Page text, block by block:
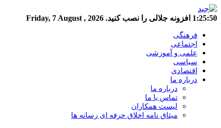
1:25:51 افزونه جلالی را نصب کنید. Friday, 7 August , 2026
فرهنگی
اجتماعی
علمی و آموزشی
سیاسی
اقتصادی
درباره ما
درباره ما
تماس با ما
لیست همکاران
میثاق نامه اخلاق حرفه ای رسانه ها